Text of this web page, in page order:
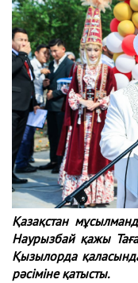
Қазақстан
Наурызбай қажы
Қызылорда
рәсіміне қатысты.